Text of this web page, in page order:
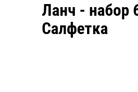
Ланч - набор
Салфетка